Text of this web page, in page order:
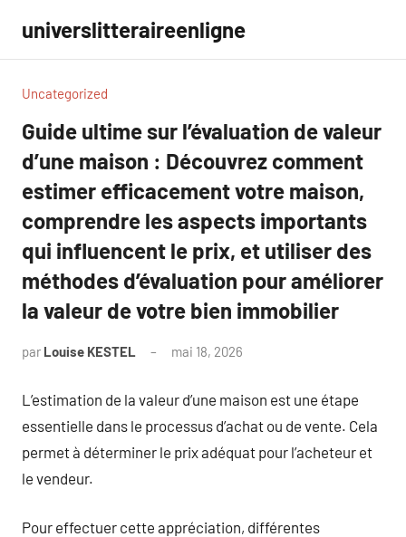
contenu
universlitteraireenligne
Uncategorized
Guide ultime sur l’évaluation de valeur
d’une maison : Découvrez comment
estimer efficacement votre maison,
comprendre les aspects importants
qui influencent le prix, et utiliser des
méthodes d’évaluation pour améliorer
la valeur de votre bien immobilier
par Louise KESTEL mai 18, 2026
L’estimation de la valeur d’une maison est une étape
essentielle dans le processus d’achat ou de vente. Cela
permet à déterminer le prix adéquat pour l’acheteur et
le vendeur.
Pour effectuer cette appréciation, différentes